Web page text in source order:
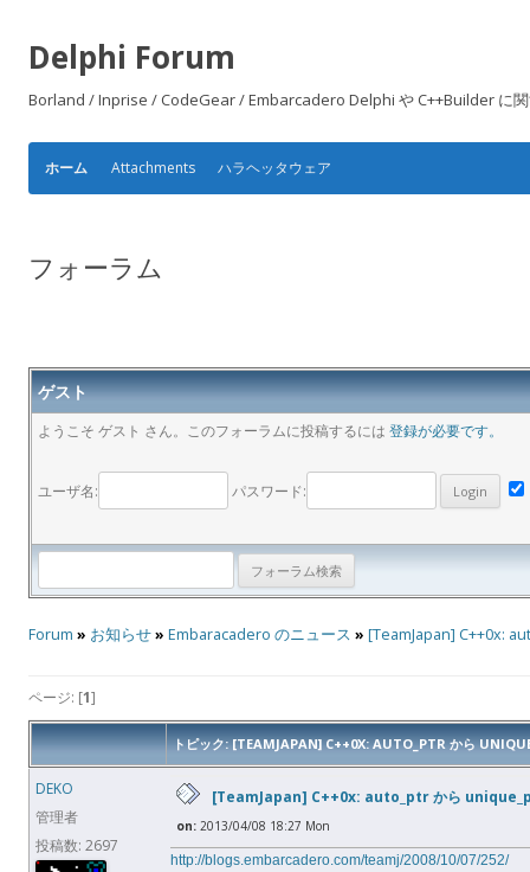
Delphi Forum
Borland / Inprise / CodeGear / Embarcadero Delphi や C++Builder に
ホーム Attachments ハラヘッタウェア
フォーラム
ゲスト
ようこそ ゲスト さん。このフォーラムに投稿するには 登録が必要です。
ユーザ名: パスワード:
Forum » お知らせ» Embaracadero のニュース » [TeamJapan] C++0x:
ページ: [1]
トピック: [TEAMJAPAN] C++0X: AUTO_PTR から
DEKO
管理者
投稿数: 2697
[TeamJapan] C++0x: auto_ptr から
on: 2013/04/08 18:27 Mon
http://blogs.embarcadero.com/teamj/2008/10/07/252/